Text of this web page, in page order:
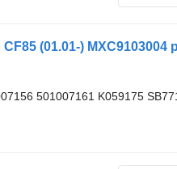
501007161 K059175